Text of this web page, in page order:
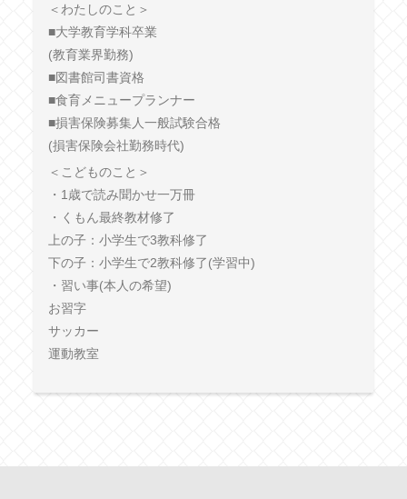
＜わたしのこと＞
■大学教育学科卒業
(教育業界勤務)
■図書館司書資格
■食育メニュープランナー
■損害保険募集人一般試験合格
(損害保険会社勤務時代)
＜こどものこと＞
・1歳で読み聞かせ一万冊
・くもん最終教材修了
上の子：小学生で3教科修了
下の子：小学生で2教科修了(学習中)
・習い事(本人の希望)
お習字
サッカー
運動教室